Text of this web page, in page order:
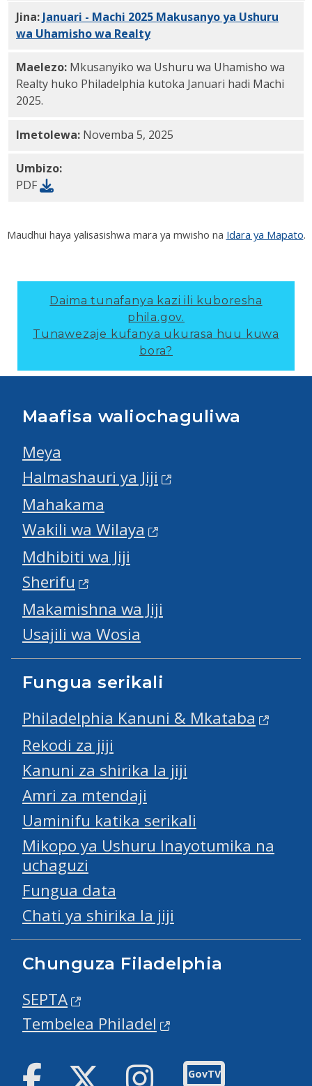
Jina: Januari - Machi 2025 Makusanyo ya Ushuru
wa Uhamisho wa RealtyPDF
Maelezo: Mkusanyiko wa Ushuru wa Uhamisho wa
Realty huko Philadelphia kutoka Januari hadi Machi
2025.
Imetolewa: Novemba 5, 2025
Umbizo:
PDF
Maudhui haya yalisasishwa mara ya mwisho na Idara ya Mapato.
Daima tunafanya kazi ili kuboresha
phila.gov.
Tunawezaje kufanya ukurasa huu kuwa
bora?
Maafisa waliochaguliwa
Meya
Halmashauri ya Jiji
Mahakama
Wakili wa Wilaya
Mdhibiti wa Jiji
Sherifu
Makamishna wa Jiji
Usajili wa Wosia
Fungua serikali
Philadelphia Kanuni & Mkataba
Rekodi za jiji
Kanuni za shirika la jiji
Amri za mtendaji
Uaminifu katika serikali
Mikopo ya Ushuru Inayotumika na
uchaguzi
Fungua data
Chati ya shirika la jiji
Chunguza Filadelphia
SEPTA
Tembelea Philadel
Facebook Twitter Instagram
GovTV